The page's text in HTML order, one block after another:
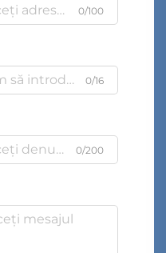
0/100
0/16
0/200